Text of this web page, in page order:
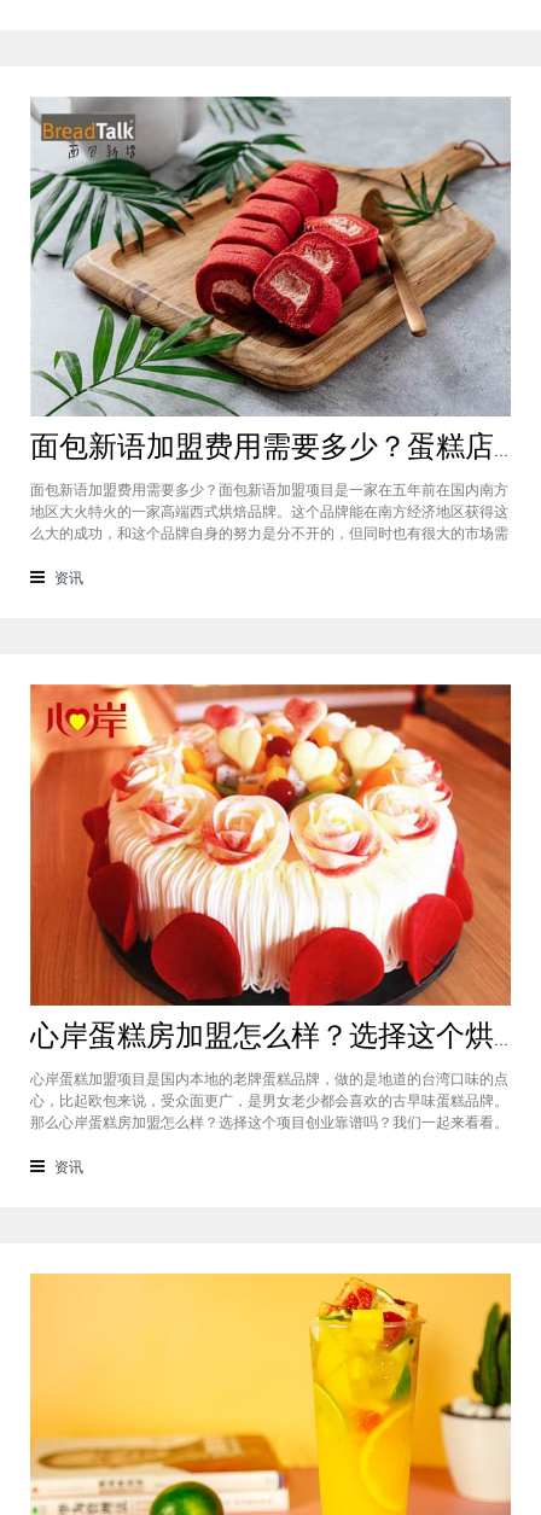
面包新语加盟费用需要多少？蛋糕店加盟费用太高了吗？
面包新语加盟费用需要多少？面包新语加盟项目是一家在五年前在国内南方
地区大火特火的一家高端西式烘焙品牌。这个品牌能在南方经济地区获得这
么大的成功，和这个品牌自身的努力是分不开的，但同时也有很大的市场需
在国内市场上的首先一家传统地道且正宗的西式烘焙品牌，这对于很多国内
资讯
心岸蛋糕房加盟怎么样？选择这个烘焙品牌创业靠谱吗
心岸蛋糕加盟项目是国内本地的老牌蛋糕品牌，做的是地道的台湾口味的点
心，比起欧包来说，受众面更广，是男女老少都会喜欢的古早味蛋糕品牌。
那么心岸蛋糕房加盟怎么样？选择这个项目创业靠谱吗？我们一起来看看。
要不就是流行可颂，怎么还会有加盟商去加盟传统烘焙店呢？这您就有所不
资讯